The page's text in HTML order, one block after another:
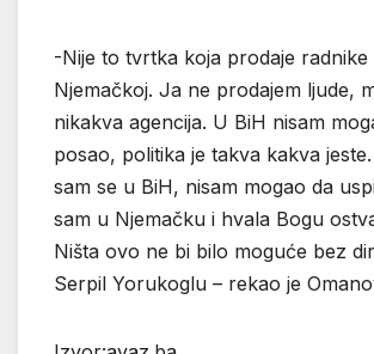
-Nije to tvrtka koja prodaje radnike
Njemačkoj. Ja ne prodajem ljude,
nikakva agencija. U BiH nisam
posao, politika je takva kakva
sam se u BiH, nisam mogao da
sam u Njemačku i hvala Bogu
Ništa ovo ne bi bilo moguće bez
Serpil Yorukoglu – rekao je